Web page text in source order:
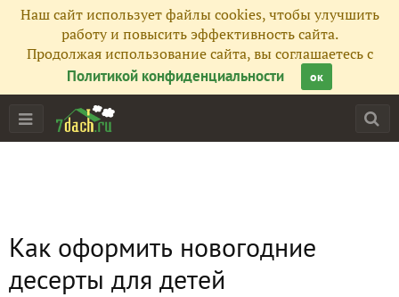
Наш сайт использует файлы cookies, чтобы улучшить
работу и повысить эффективность сайта.
Продолжая использование сайта, вы соглашаетесь с
Политикой конфиденциальности
ок
Как оформить новогодние
десерты для детей